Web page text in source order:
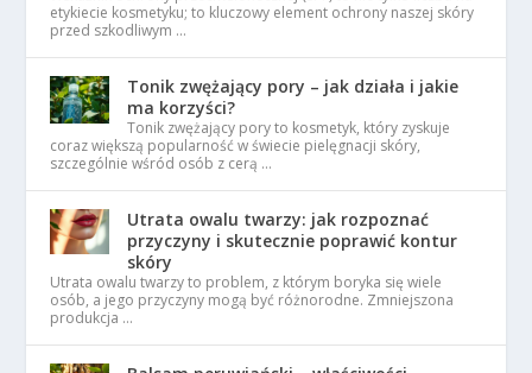
etykiecie kosmetyku; to kluczowy element ochrony naszej skóry
przed szkodliwym …
Tonik zwężający pory – jak działa i jakie
ma korzyści?
Tonik zwężający pory to kosmetyk, który zyskuje
coraz większą popularność w świecie pielęgnacji skóry,
szczególnie wśród osób z cerą …
Utrata owalu twarzy: jak rozpoznać
przyczyny i skutecznie poprawić kontur
skóry
Utrata owalu twarzy to problem, z którym boryka się wiele
osób, a jego przyczyny mogą być różnorodne. Zmniejszona
produkcja …